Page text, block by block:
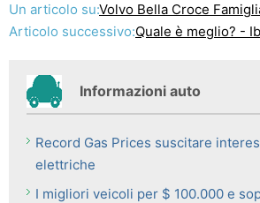
Un articolo su:Volvo Bella Croce
Articolo successivo:Quale è meglio? -
Informazioni auto
Record Gas Prices suscitare
elettriche
I migliori veicoli per $ 100.000 e